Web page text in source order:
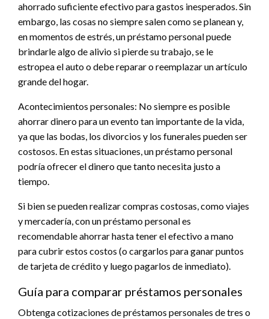
ahorrado suficiente efectivo para gastos inesperados. Sin
embargo, las cosas no siempre salen como se planean y,
en momentos de estrés, un préstamo personal puede
brindarle algo de alivio si pierde su trabajo, se le
estropea el auto o debe reparar o reemplazar un artículo
grande del hogar.
Acontecimientos personales: No siempre es posible
ahorrar dinero para un evento tan importante de la vida,
ya que las bodas, los divorcios y los funerales pueden ser
costosos. En estas situaciones, un préstamo personal
podría ofrecer el dinero que tanto necesita justo a
tiempo.
Si bien se pueden realizar compras costosas, como viajes
y mercadería, con un préstamo personal es
recomendable ahorrar hasta tener el efectivo a mano
para cubrir estos costos (o cargarlos para ganar puntos
de tarjeta de crédito y luego pagarlos de inmediato).
Guía para comparar préstamos personales
Obtenga cotizaciones de préstamos personales de tres o